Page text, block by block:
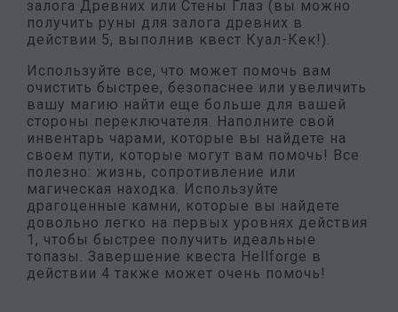
залога Древних или Стены Глаз (вы можно
получить руны для залога древних в
действии 5, выполнив квест Куал-Кек!).
Используйте все, что может помочь вам
очистить быстрее, безопаснее или увеличить
вашу магию найти еще больше для вашей
стороны переключателя. Наполните свой
инвентарь чарами, которые вы найдете на
своем пути, которые могут вам помочь! Все
полезно: жизнь, сопротивление или
магическая находка. Используйте
драгоценные камни, которые вы найдете
довольно легко на первых уровнях действия
1, чтобы быстрее получить идеальные
топазы. Завершение квеста Hellforge в
действии 4 также может очень помочь!